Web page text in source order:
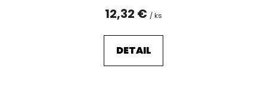
12,32 € / ks
DETAIL